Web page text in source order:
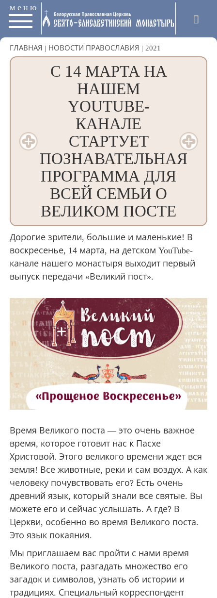
меню
ГЛАВНАЯ | НОВОСТИ ПРАВОСЛАВИЯ | 2021
С 14 МАРТА НА
НАШЕМ
YOUTUBE-
КАНАЛЕ
СТАРТУЕТ
ПОЗНАВАТЕЛЬНАЯ
ПРОГРАММА ДЛЯ
ВСЕЙ СЕМЬИ О
ВЕЛИКОМ ПОСТЕ
Дорогие зрители, большие и маленькие! В
воскресенье, 14 марта, на детском YouTube-
канале нашего монастыря выходит первый
выпуск передачи «Великий пост».
Время Великого поста — это очень важное
время, которое готовит нас к Пасхе
Христовой. Этого великого времени ждет вся
земля! Все животные, реки и сам воздух. А как
человеку почувствовать его? Есть очень
древний язык, который знали все святые. Вы
можете его и сейчас услышать. А где? В
Церкви, особенно во время Великого поста.
Это язык покаяния.
Мы приглашаем вас пройти с нами время
Великого поста, разгадать множество его
загадок и символов, узнать об истории и
традициях. Специальный корреспондент